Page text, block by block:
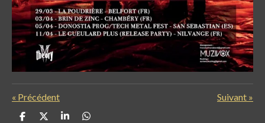
« Précédent Suivant »
P
P
P
P